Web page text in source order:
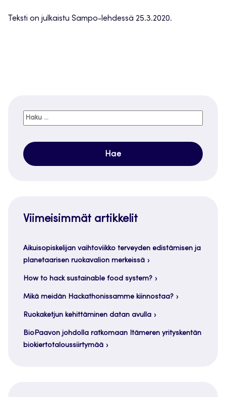
Teksti on julkaistu Sampo-lehdessä 25.3.2020.
Haku:
Viimeisimmät artikkelit
Aikuisopiskelijan vaihtoviikko terveyden edistämisen ja
planetaarisen ruokavalion merkeissä
How to hack sustainable food system?
Mikä meidän Hackathonissamme kiinnostaa?
Ruokaketjun kehittäminen datan avulla
BioPaavon johdolla ratkomaan Itämeren yrityskentän
biokiertotaloussiirtymää